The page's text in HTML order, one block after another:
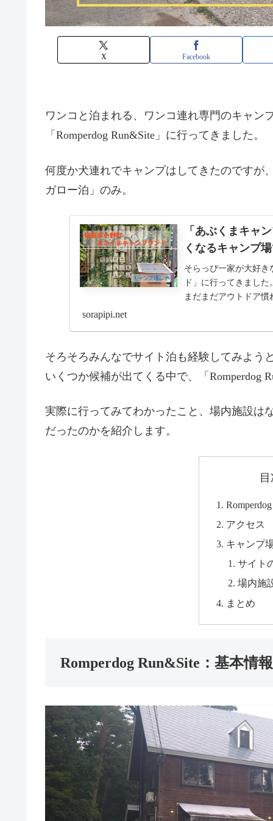
X Facebook
ワンコと泊まれる、ワンコ連れ専門のキャン
「Romperdog Run&Site」に行ってきました。
何度か犬連れでキャンプはしてきたのですが
ガロー泊」のみ。
「あぶくまキャ
くなるキャンプ
そらっぴ一家が大好
ド」に行ってきまし
まだまだアウトドア
sorapipi.net
そろそろみんなでサイト泊も経験してみよう
いくつか候補が出てくる中で、「Romperdog
実際に行ってみてわかったこと、場内施設は
だったのかを紹介します。
アクセス
キャンプ
サイト
場内施
まとめ
Romperdog Run&Site：基本情報